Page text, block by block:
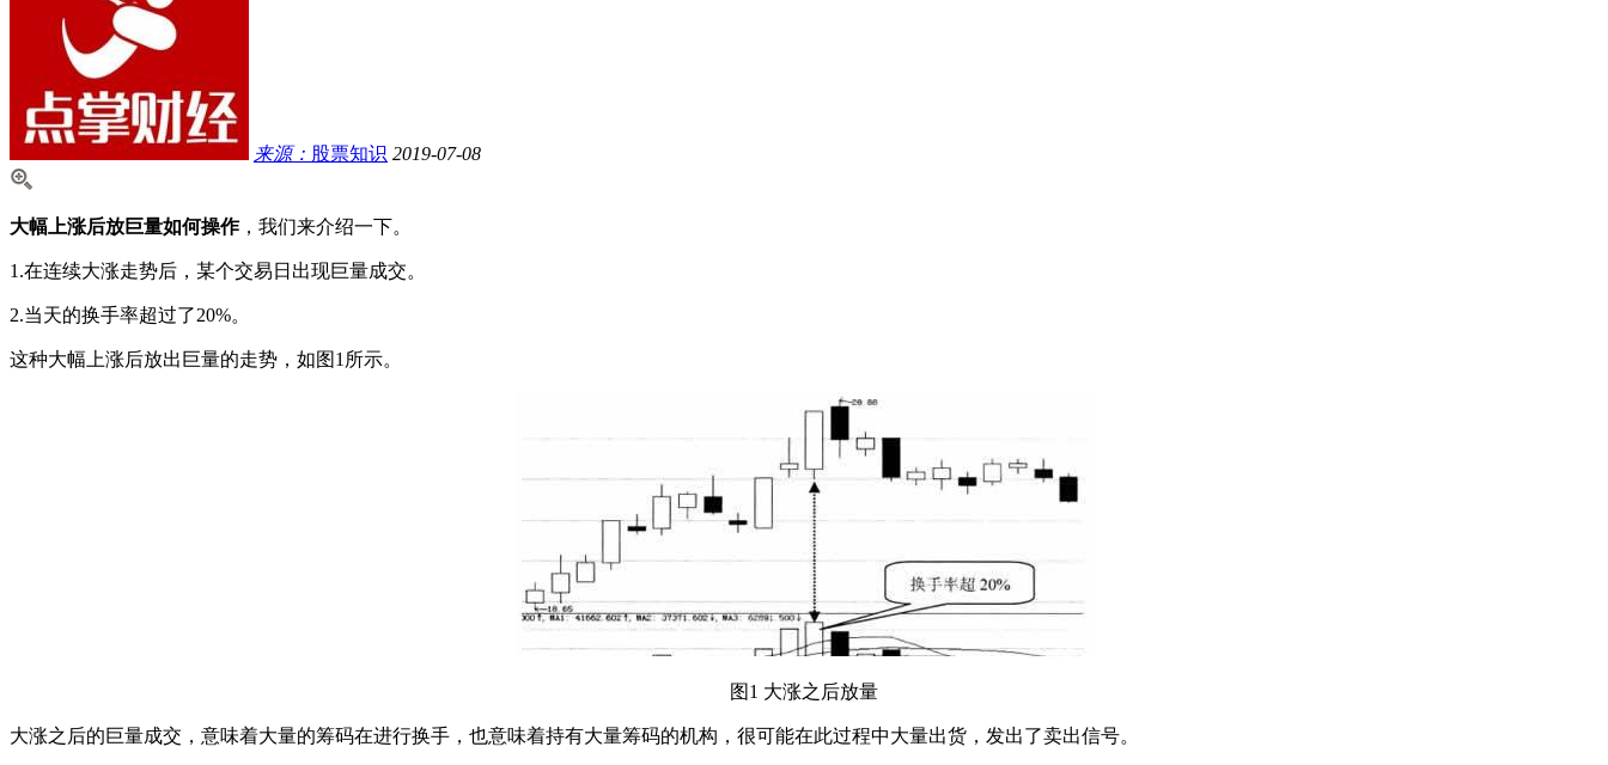
来源： 股票知识 2019-07-08
大幅上涨后放巨量如何操作，我们来介绍一下。
1.在连续大涨走势后，某个交易日出现巨量成交。
2.当天的换手率超过了20%。
这种大幅上涨后放出巨量的走势，如图1所示。
图1 大涨之后放量
大涨之后的巨量成交，意味着大量的筹码在进行换手，也意味着持有大量筹码的机构，很可能在此过程中大量出货，发出了卖出信号。